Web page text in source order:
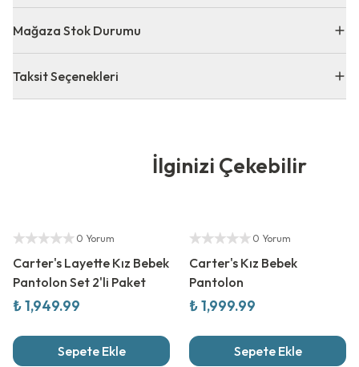
Mağaza Stok Durumu
Taksit Seçenekleri
İlginizi Çekebilir
0 Yorum
Carter's Layette Kız Bebek
Pantolon Set 2'li Paket
₺ 1,949.99
Sepete Ekle
0 Yorum
Carter's Kız Bebek
Pantolon
₺ 1,999.99
Sepete Ekle